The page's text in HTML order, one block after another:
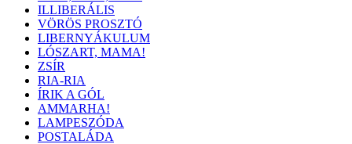
ILLIBERÁLIS
VÖRÖS PROSZTÓ
LIBERNYÁKULUM
LÓSZART, MAMA!
ZSÍR
RIA-RIA
ÍRIK A GÓL
AMMARHA!
LAMPESZÓDA
POSTALÁDA